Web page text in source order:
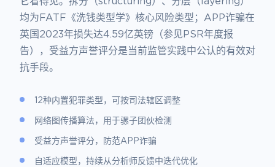
均为FATF《洗钱类型学》核心风险类型；APP诈骗在
英国2023年损失达4.59亿英镑（参见PSR年度报
告），受益方声誉评分是当前监管实践中公认的有效对
抗手段。
12种内置犯罪类型，可按司法辖区调整
网络图传播算法，用于骡子团伙检测
受益方声誉评分，防范APP诈骗
自适应模型，持续从分析师反馈中迭代优化